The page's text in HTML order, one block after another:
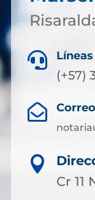

(+57)


Cr 11